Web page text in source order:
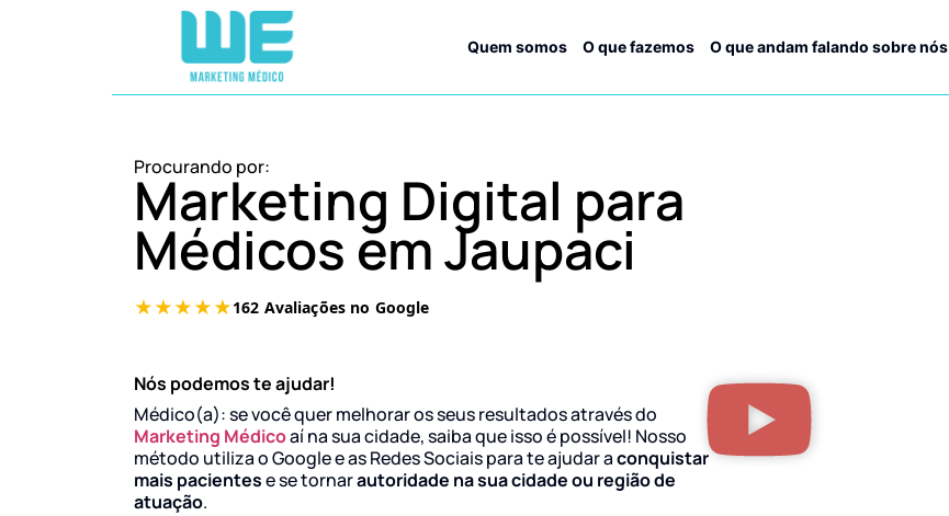
Quem somos O que fazemos O que andam falando sobre nós
Procurando por:
Marketing Digital para
Médicos em Jaupaci
Nós podemos te ajudar!
Médico(a): se você quer melhorar os seus resultados através do
Marketing Médicoaí na sua cidade, saiba que isso é possível! Nosso
método utiliza o Google e as Redes Sociais para te ajudar aconquistar
mais pacientese se tornarautoridade na sua cidade ou região de
atuação.